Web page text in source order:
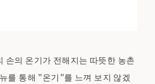
손의 온기가 전해지는 따뜻한 농촌
를 통해 "온기"를 느껴 보지 않겠